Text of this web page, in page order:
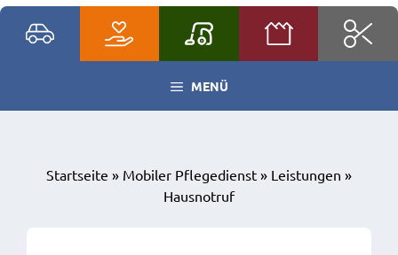
MENÜ
Startseite » Mobiler Pflegedienst » Leistungen »
Hausnotruf